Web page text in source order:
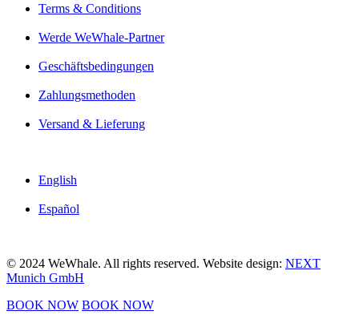
Terms & Conditions
Werde WeWhale-Partner
Geschäftsbedingungen
Zahlungsmethoden
Versand & Lieferung
English
Español
© 2024 WeWhale. All rights reserved. Website design: NEXT
Munich GmbH
BOOK NOW BOOK NOW